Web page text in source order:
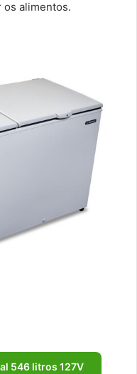
alimentos.
546 litros 127V